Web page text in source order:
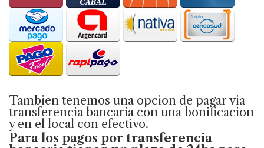
Tambien tenemos una opcion de pagar via
transferencia bancaria con una bonificacion
y en el local con efectivo.
Para los pagos por transferencia